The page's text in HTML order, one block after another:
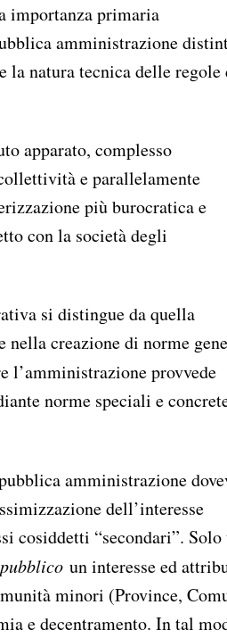
importanza primaria
amministrazione
la natura tecnica delle regole
apparato, complesso
e parallelamente
più burocratica e
con la società degli
si distingue da quella
nella creazione di norme
l’amministrazione provvede
norme speciali e
amministrazione
dell’interesse
“secondari”. Solo
pubblico un interesse ed
minori (Province,
e decentramento. In tal